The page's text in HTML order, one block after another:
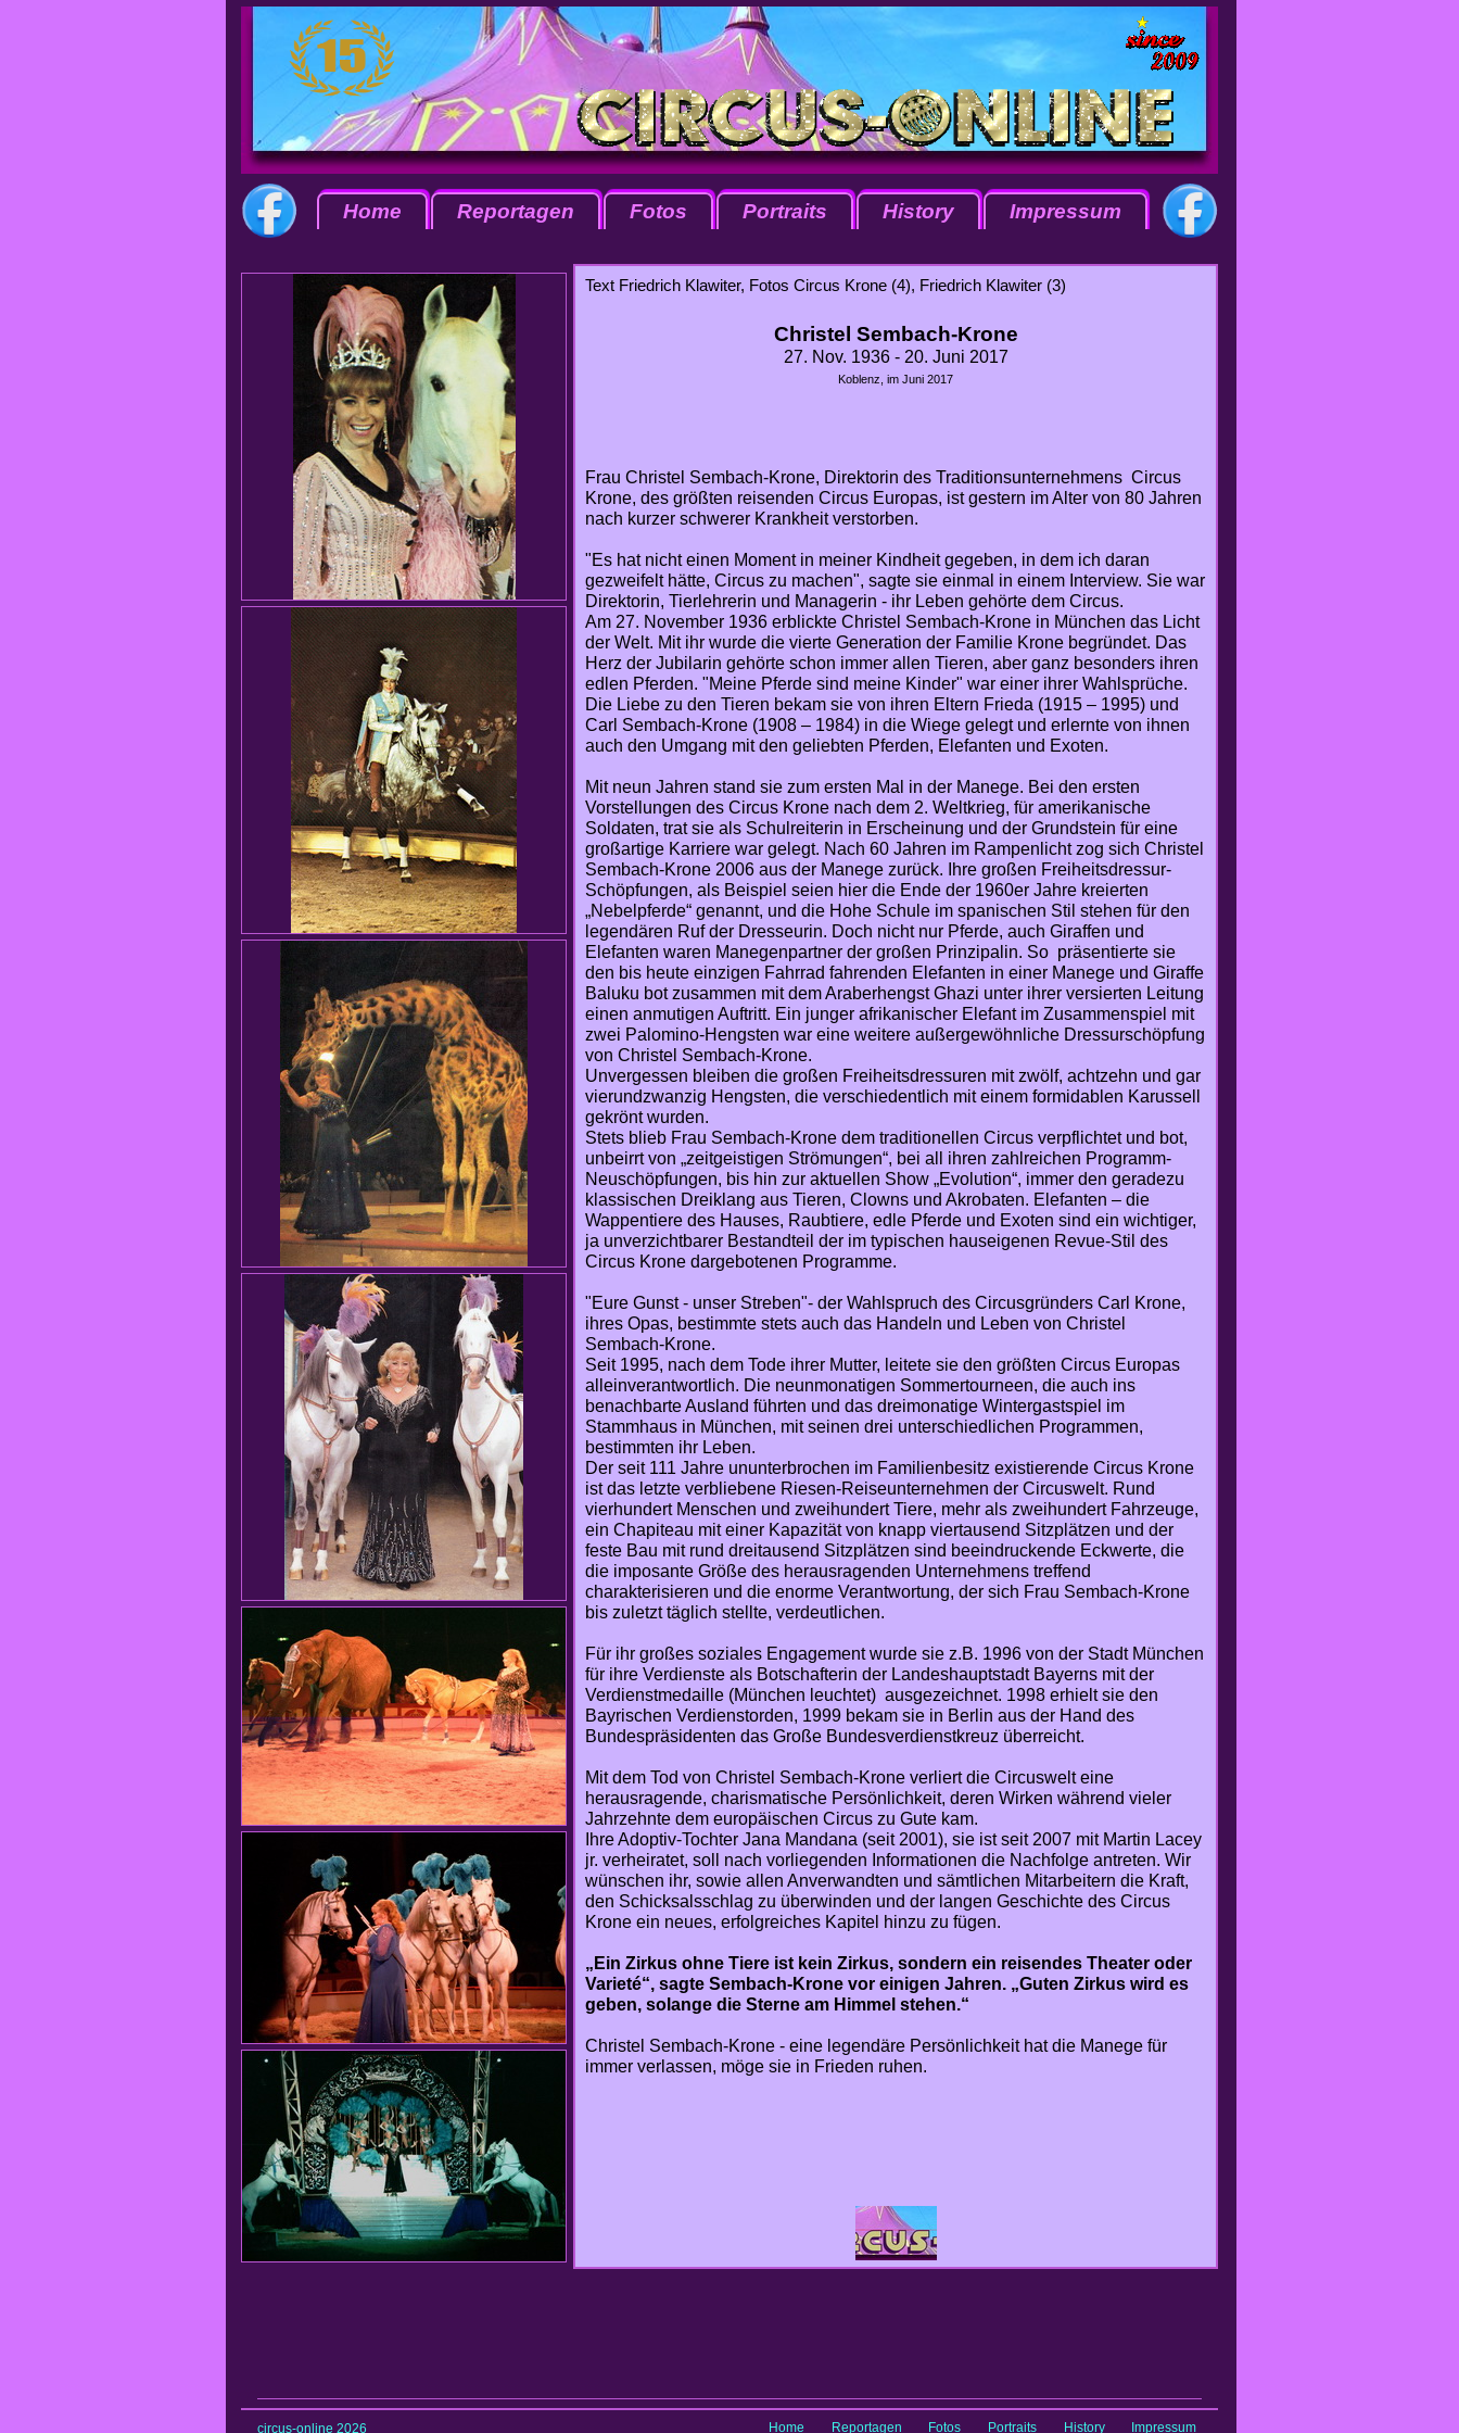
Home Reportagen Fotos Portraits History Impressum
Text Friedrich Klawiter, Fotos Circus Krone (4), Friedrich Klawiter (3)
Christel Sembach-Krone
27. Nov. 1936 - 20. Juni 2017
Koblenz, im Juni 2017
Frau Christel Sembach-Krone, Direktorin des Traditionsunternehmens Circus
Krone, des größten reisenden Circus Europas, ist gestern im Alter von 80 Jahren
nach kurzer schwerer Krankheit verstorben.
"Es hat nicht einen Moment in meiner Kindheit gegeben, in dem ich daran
gezweifelt hätte, Circus zu machen", sagte sie einmal in einem Interview. Sie war
Direktorin, Tierlehrerin und Managerin - ihr Leben gehörte dem Circus.
Am 27. November 1936 erblickte Christel Sembach-Krone in München das Licht
der Welt. Mit ihr wurde die vierte Generation der Familie Krone begründet. Das
Herz der Jubilarin gehörte schon immer allen Tieren, aber ganz besonders ihren
edlen Pferden. "Meine Pferde sind meine Kinder" war einer ihrer Wahlsprüche.
Die Liebe zu den Tieren bekam sie von ihren Eltern Frieda (1915 – 1995) und
Carl Sembach-Krone (1908 – 1984) in die Wiege gelegt und erlernte von ihnen
auch den Umgang mit den geliebten Pferden, Elefanten und Exoten.
Mit neun Jahren stand sie zum ersten Mal in der Manege. Bei den ersten
Vorstellungen des Circus Krone nach dem 2. Weltkrieg, für amerikanische
Soldaten, trat sie als Schulreiterin in Erscheinung und der Grundstein für eine
großartige Karriere war gelegt. Nach 60 Jahren im Rampenlicht zog sich Christel
Sembach-Krone 2006 aus der Manege zurück. Ihre großen Freiheitsdressur-
Schöpfungen, als Beispiel seien hier die Ende der 1960er Jahre kreierten
„Nebelpferde“ genannt, und die Hohe Schule im spanischen Stil stehen für den
legendären Ruf der Dresseurin. Doch nicht nur Pferde, auch Giraffen und
Elefanten waren Manegenpartner der großen Prinzipalin. So präsentierte sie
den bis heute einzigen Fahrrad fahrenden Elefanten in einer Manege und Giraffe
Baluku bot zusammen mit dem Araberhengst Ghazi unter ihrer versierten Leitung
einen anmutigen Auftritt. Ein junger afrikanischer Elefant im Zusammenspiel mit
zwei Palomino-Hengsten war eine weitere außergewöhnliche Dressurschöpfung
von Christel Sembach-Krone.
Unvergessen bleiben die großen Freiheitsdressuren mit zwölf, achtzehn und gar
vierundzwanzig Hengsten, die verschiedentlich mit einem formidablen Karussell
gekrönt wurden.
Stets blieb Frau Sembach-Krone dem traditionellen Circus verpflichtet und bot,
unbeirrt von „zeitgeistigen Strömungen“, bei all ihren zahlreichen Programm-
Neuschöpfungen, bis hin zur aktuellen Show „Evolution“, immer den geradezu
klassischen Dreiklang aus Tieren, Clowns und Akrobaten. Elefanten – die
Wappentiere des Hauses, Raubtiere, edle Pferde und Exoten sind ein wichtiger,
ja unverzichtbarer Bestandteil der im typischen hauseigenen Revue-Stil des
Circus Krone dargebotenen Programme.
"Eure Gunst - unser Streben"- der Wahlspruch des Circusgründers Carl Krone,
ihres Opas, bestimmte stets auch das Handeln und Leben von Christel
Sembach-Krone.
Seit 1995, nach dem Tode ihrer Mutter, leitete sie den größten Circus Europas
alleinverantwortlich. Die neunmonatigen Sommertourneen, die auch ins
benachbarte Ausland führten und das dreimonatige Wintergastspiel im
Stammhaus in München, mit seinen drei unterschiedlichen Programmen,
bestimmten ihr Leben.
Der seit 111 Jahre ununterbrochen im Familienbesitz existierende Circus Krone
ist das letzte verbliebene Riesen-Reiseunternehmen der Circuswelt. Rund
vierhundert Menschen und zweihundert Tiere, mehr als zweihundert Fahrzeuge,
ein Chapiteau mit einer Kapazität von knapp viertausend Sitzplätzen und der
feste Bau mit rund dreitausend Sitzplätzen sind beeindruckende Eckwerte, die
die imposante Größe des herausragenden Unternehmens treffend
charakterisieren und die enorme Verantwortung, der sich Frau Sembach-Krone
bis zuletzt täglich stellte, verdeutlichen.
Für ihr großes soziales Engagement wurde sie z.B. 1996 von der Stadt München
für ihre Verdienste als Botschafterin der Landeshauptstadt Bayerns mit der
Verdienstmedaille (München leuchtet) ausgezeichnet. 1998 erhielt sie den
Bayrischen Verdienstorden, 1999 bekam sie in Berlin aus der Hand des
Bundespräsidenten das Große Bundesverdienstkreuz überreicht.
Mit dem Tod von Christel Sembach-Krone verliert die Circuswelt eine
herausragende, charismatische Persönlichkeit, deren Wirken während vieler
Jahrzehnte dem europäischen Circus zu Gute kam.
Ihre Adoptiv-Tochter Jana Mandana (seit 2001), sie ist seit 2007 mit Martin Lacey
jr. verheiratet, soll nach vorliegenden Informationen die Nachfolge antreten. Wir
wünschen ihr, sowie allen Anverwandten und sämtlichen Mitarbeitern die Kraft,
den Schicksalsschlag zu überwinden und der langen Geschichte des Circus
Krone ein neues, erfolgreiches Kapitel hinzu zu fügen.
„Ein Zirkus ohne Tiere ist kein Zirkus, sondern ein reisendes Theater oder
Varieté“, sagte Sembach-Krone vor einigen Jahren. „Guten Zirkus wird es
geben, solange die Sterne am Himmel stehen.“
Christel Sembach-Krone - eine legendäre Persönlichkeit hat die Manege für
immer verlassen, möge sie in Frieden ruhen.
circus-online 2026 Home Reportagen Fotos Portraits History Impressum